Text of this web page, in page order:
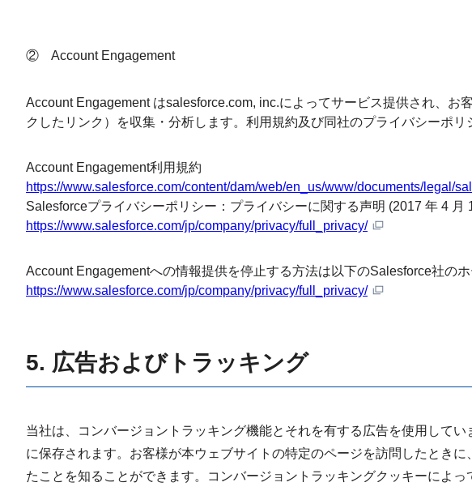
② Account Engagement
Account Engagement はsalesforce.com, inc.によってサービス提供され、
クしたリンク）を収集・分析します。利用規約及び同社のプライバシーポリ
Account Engagement利用規約
https://www.salesforce.com/content/dam/web/en_us/www/documents/legal/
Salesforceプライバシーポリシー：プライバシーに関する声明 (2017 年 4 月
https://www.salesforce.com/jp/company/privacy/full_privacy/
Account Engagementへの情報提供を停止する方法は以下のSalesforce社の
https://www.salesforce.com/jp/company/privacy/full_privacy/
5. 広告およびトラッキング
当社は、コンバージョントラッキング機能とそれを有する広告を使用して
に保存されます。お客様が本ウェブサイトの特定のページを訪問したとき
たことを知ることができます。コンバージョントラッキングクッキーによ